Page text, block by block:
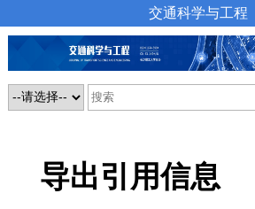
交通科学与工程
导出引用信息